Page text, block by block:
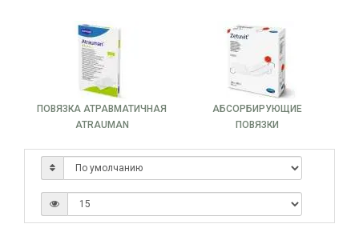
хронических язв, ожогов, пролежней.
Абсорбирующая повязка
Это многослойное изделие, предназначенное для
впитывания экссудата из раны.
Преимущества:
быстро поглощает влагу,
предотвращая мацерацию.
Применение:
используется при обильных
выделениях из раны.
Атравматичная повязка
Повязка с мягкой текстурой, которая не прилипает к
ране и не повреждает ткани при снятии.
Преимущества:минимизирует боль,
ПОВЯЗКА АТРАВМАТИЧНАЯ
ATRAUMAN
АБСОРБИРУЮЩИЕ
ПОВЯЗКИ